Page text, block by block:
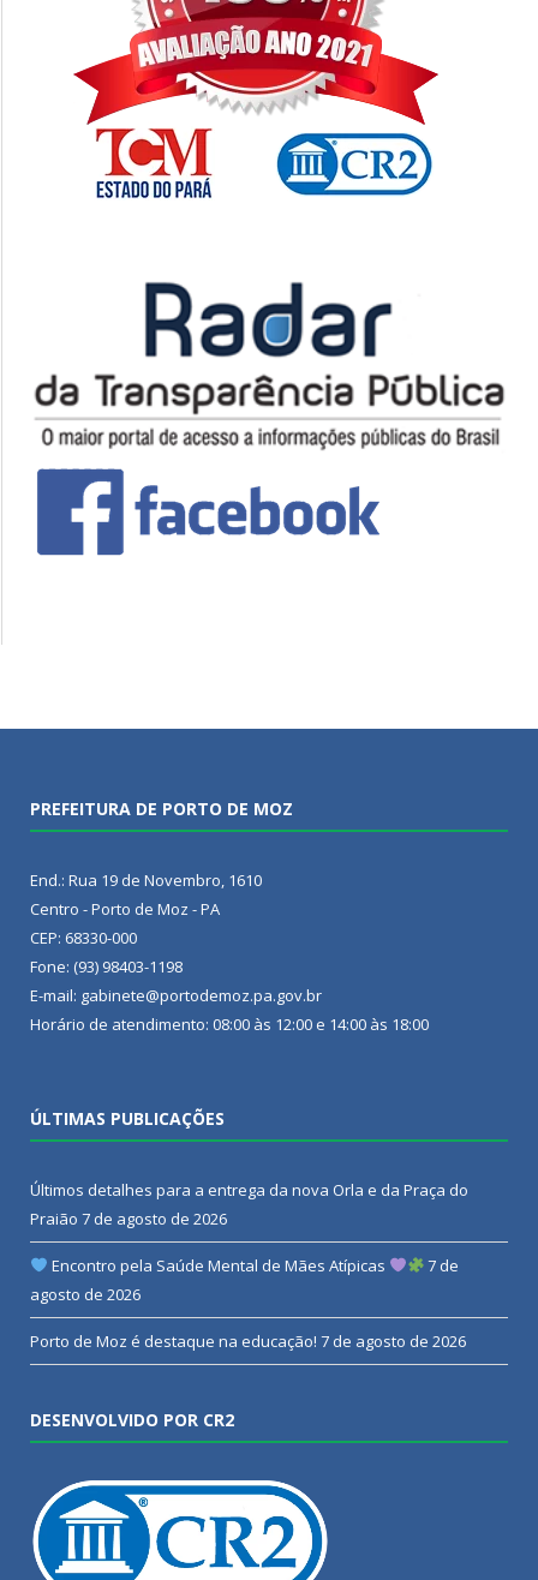
PREFEITURA DE PORTO DE MOZ
End.: Rua 19 de Novembro, 1610
Centro - Porto de Moz - PA
CEP: 68330-000
Fone: (93) 98403-1198
E-mail: gabinete@portodemoz.pa.gov.br
Horário de atendimento: 08:00 às 12:00 e 14:00 às 18:00
ÚLTIMAS PUBLICAÇÕES
Últimos detalhes para a entrega da nova Orla e da Praça do
Praião 7 de agosto de 2026
Encontro pela Saúde Mental de Mães Atípicas
7 de
agosto de 2026
Porto de Moz é destaque na educação! 7 de agosto de 2026
DESENVOLVIDO POR CR2